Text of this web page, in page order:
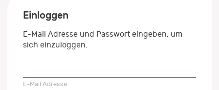
Einloggen
E-Mail Adresse und Passwort eingeben, um
sich einzuloggen.
E-Mail Adresse